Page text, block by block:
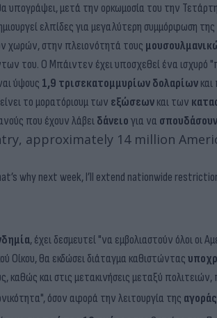
υπογράψει, μετά την ορκωμοσία του την
ελπίδες για μεγαλύτερη συμμόρφωση
χωρών, στην πλειονότητά τους
του. Ο Μπάιντεν έχει υποσχεθεί ένα ισχυρό
ύψους 1,9 τρισεκατομμυρίων δολαρίων
το μορατόριουμ των εξώσεωνκαι των
που έχουν λάβειδάνειογια να σπουδάσουν
approximately 14 million
why next week, I’ll extend nationwide
, έχει δεσμευτεί "να εμβολιαστούν όλοι οι
Οίκου, θα εκδώσει διάταγμα καθιστώντας
καθώς και στις μετακινήσεις μεταξύ
όσον αφορά την λειτουργία της αγοράς